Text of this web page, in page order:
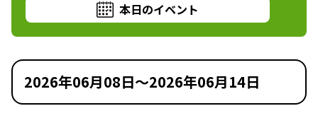
本日のイベント
2026年06月08日～2026年06月14日